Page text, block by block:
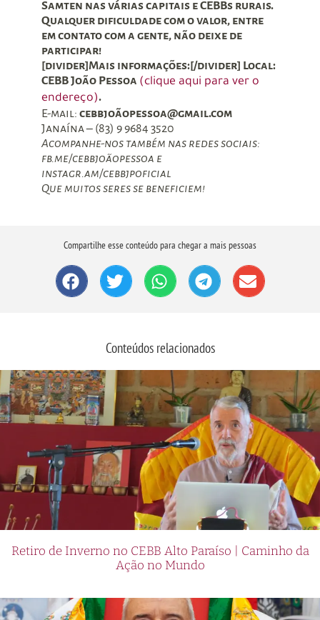
Samten nas várias capitais e CEBBs rurais.
Qualquer dificuldade com o valor, entre
em contato com a gente, não deixe de
participar!
[divider]Mais informações:[/divider] Local:
CEBB João Pessoa (clique aqui para ver o
endereço).
E-mail: cebbjoãopessoa@gmail.com
Janaína – (83) 9 9684 3520
Acompanhe-nos também nas redes sociais:
fb.me/cebbjoãopessoa e
instagr.am/cebbjpoficial
Que muitos seres se beneficiem!
Compartilhe esse conteúdo para chegar a mais pessoas
Conteúdos relacionados
Retiro de Inverno no CEBB Alto Paraíso | Caminho da
Ação no Mundo